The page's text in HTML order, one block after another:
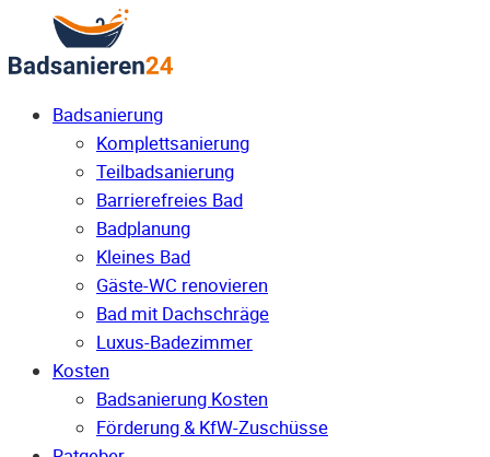
Badsanierung
Komplettsanierung
Teilbadsanierung
Barrierefreies Bad
Badplanung
Kleines Bad
Gäste-WC renovieren
Bad mit Dachschräge
Luxus-Badezimmer
Kosten
Badsanierung Kosten
Förderung & KfW-Zuschüsse